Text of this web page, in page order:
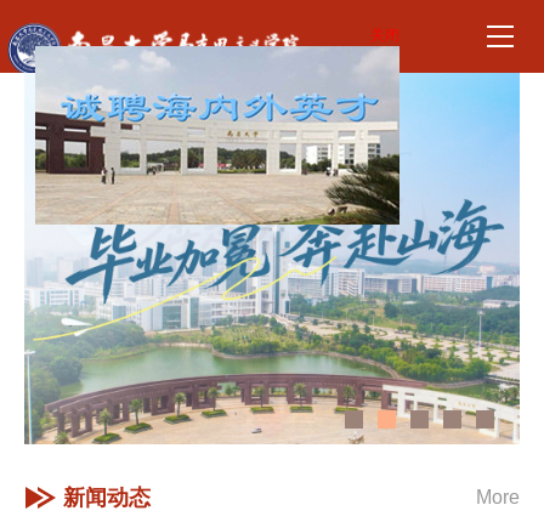
关闭
More
新闻动态